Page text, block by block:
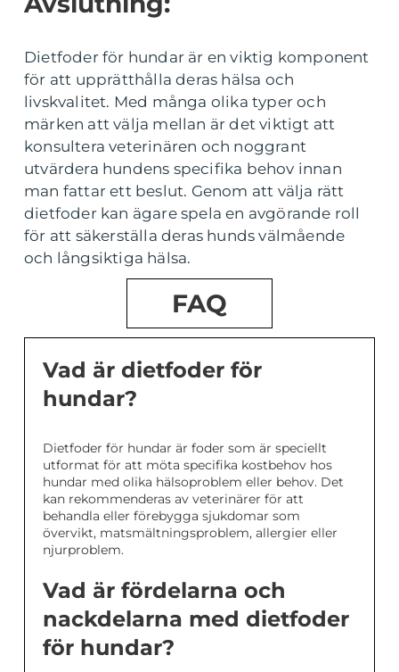
Dietfoder för hundar är en viktig komponent
för att upprätthålla deras hälsa och
livskvalitet. Med många olika typer och
märken att välja mellan är det viktigt att
konsultera veterinären och noggrant
utvärdera hundens specifika behov innan
man fattar ett beslut. Genom att välja rätt
dietfoder kan ägare spela en avgörande roll
för att säkerställa deras hunds välmående
och långsiktiga hälsa.
FAQ
Vad är dietfoder för
hundar?
Dietfoder för hundar är foder som är speciellt
utformat för att möta specifika kostbehov hos
hundar med olika hälsoproblem eller behov. Det
kan rekommenderas av veterinärer för att
behandla eller förebygga sjukdomar som
övervikt, matsmältningsproblem, allergier eller
njurproblem.
Vad är fördelarna och
nackdelarna med dietfoder
för hundar?